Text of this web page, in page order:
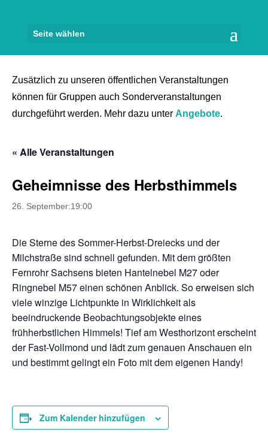
Seite wählen
Zusätzlich zu unseren öffentlichen Veranstaltungen
können für Gruppen auch Sonderveranstaltungen
durchgeführt werden. Mehr dazu unter Angebote.
« Alle Veranstaltungen
Geheimnisse des Herbsthimmels
26. September:19:00
Die Sterne des Sommer-Herbst-Dreiecks und der
Milchstraße sind schnell gefunden. Mit dem größten
Fernrohr Sachsens bieten Hantelnebel M27 oder
Ringnebel M57 einen schönen Anblick. So erweisen sich
viele winzige Lichtpunkte in Wirklichkeit als
beeindruckende Beobachtungsobjekte eines
frühherbstlichen Himmels! Tief am Westhorizont erscheint
der Fast-Vollmond und lädt zum genauen Anschauen ein
und bestimmt gelingt ein Foto mit dem eigenen Handy!
Zum Kalender hinzufügen